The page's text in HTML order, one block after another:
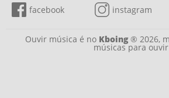
facebook instagram
Ouvir música é no Kboing® 2026,
músicas para ouvir